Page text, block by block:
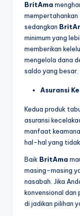
BritAma
sedangkan
minimum yang
memberikan
mengelola dana
saldo yang besar.
Asuransi
Kedua produk
asuransi
manfaat
hal-hal yang
Baik BritAma
masing-masing
nasabah. Jika
konvensional dan
di jadikan pilihan